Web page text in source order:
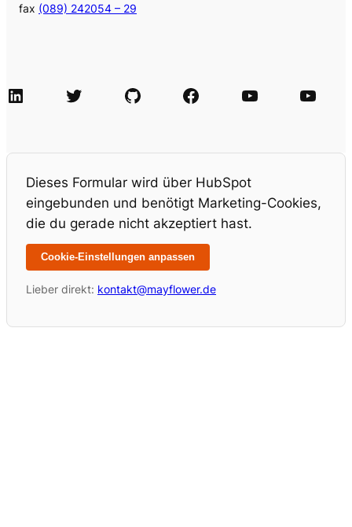
fax (089) 242054 – 29
LinkedIn Twitter GitHub Facebook Agile Videos Tech-Videos
Dieses Formular wird über HubSpot
eingebunden und benötigt Marketing-Cookies,
die du gerade nicht akzeptiert hast.
Cookie-Einstellungen anpassen
Lieber direkt: kontakt@mayflower.de